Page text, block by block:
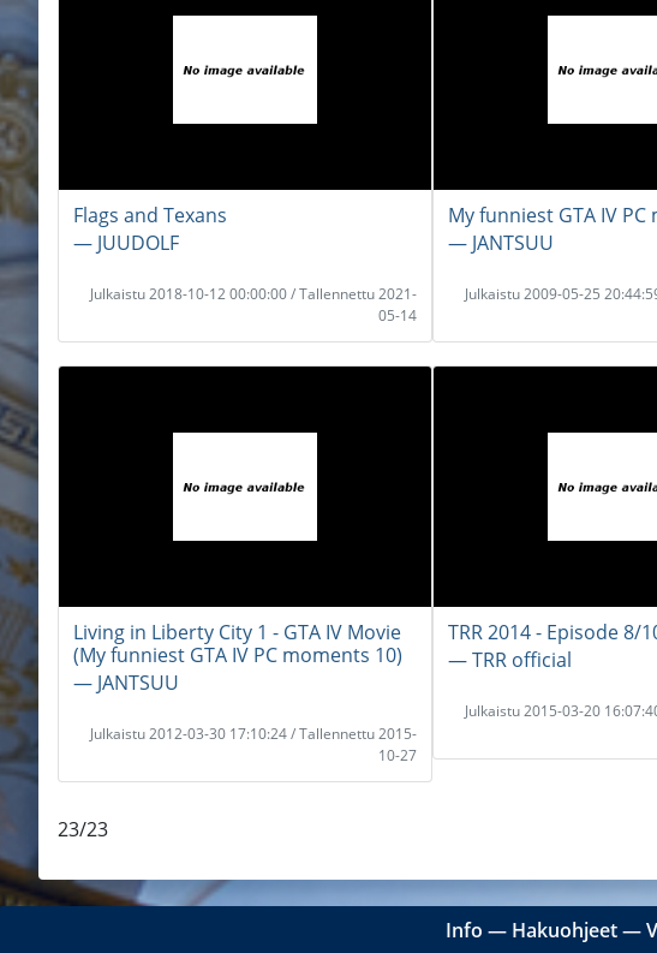
Flags and Texans
― JUUDOLF
Julkaistu 2018-10-12 00:00:00 / Tallennettu 2021-
05-14
My funniest GTA IV
― JANTSUU
Julkaistu 2009-05-25
Living in Liberty City 1 - GTA IV Movie
(My funniest GTA IV PC moments 10)
― JANTSUU
Julkaistu 2012-03-30 17:10:24 / Tallennettu 2015-
10-27
TRR 2014 - Episode 8/
― TRR official
Julkaistu 2015-03-20
23/23
Info ― Hakuohjeet―